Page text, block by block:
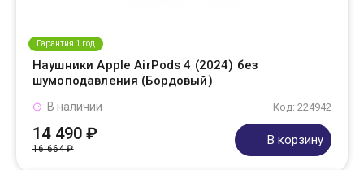
Гарантия 1 год
Наушники Apple AirPods 4 (2024) без
шумоподавления (Бордовый)
Код: 224942
В наличии
14 490 ₽
16 664 ₽
В корзину